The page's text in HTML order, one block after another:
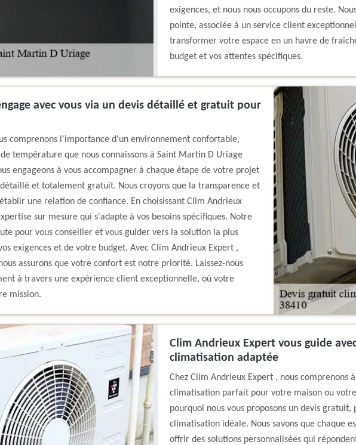
exigences, et nous nous occupons du reste.
pointe, associée à un service client
transformer votre espace en un havre de
budget et vos attentes spécifiques.
avec vous via un devis détaillé et gratuit pour
comprenons l'importance d'un environnement confortable,
température que nous connaissons à Saint Martin D Uriage
engageons à vous accompagner à chaque étape de votre projet
et totalement gratuit. Nous croyons que la transparence et
une relation de confiance. En choisissant Clim Andrieux
sur mesure qui s'adapte à vos besoins spécifiques. Notre
pour vous conseiller et vous guider vers la solution la plus
exigences et de votre budget. Avec Clim Andrieux Expert ,
assurons que votre confort est notre priorité. Laissez-nous
à travers une expérience client exceptionnelle, où votre
mission.
Clim Andrieux Expert vous guide
climatisation adaptée
Chez Clim Andrieux Expert , nous
climatisation parfait pour votre maison ou
pourquoi nous vous proposons un devis
climatisation idéale. Nous savons que chaque
offrir des solutions personnalisées qui